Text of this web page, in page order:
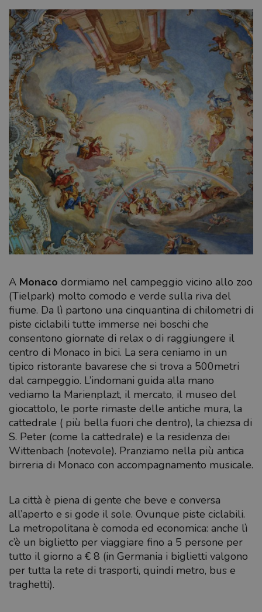
A Monaco dormiamo nel campeggio vicino allo zoo
(Tielpark) molto comodo e verde sulla riva del
fiume. Da lì partono una cinquantina di chilometri di
piste ciclabili tutte immerse nei boschi che
consentono giornate di relax o di raggiungere il
centro di Monaco in bici. La sera ceniamo in un
tipico ristorante bavarese che si trova a 500metri
dal campeggio. L’indomani guida alla mano
vediamo la Marienplazt, il mercato, il museo del
giocattolo, le porte rimaste delle antiche mura, la
cattedrale ( più bella fuori che dentro), la chiezsa di
S. Peter (come la cattedrale) e la residenza dei
Wittenbach (notevole). Pranziamo nella più antica
birreria di Monaco con accompagnamento musicale.
La città è piena di gente che beve e conversa
all’aperto e si gode il sole. Ovunque piste ciclabili.
La metropolitana è comoda ed economica: anche lì
c’è un biglietto per viaggiare fino a 5 persone per
tutto il giorno a € 8 (in Germania i biglietti valgono
per tutta la rete di trasporti, quindi metro, bus e
traghetti).